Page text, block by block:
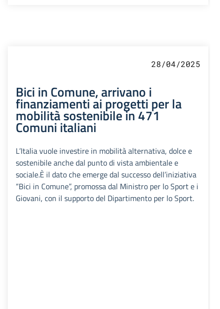
28/04/2025
Bici in Comune, arrivano i
finanziamenti ai progetti per la
mobilità sostenibile in 471
Comuni italiani
L’Italia vuole investire in mobilità alternativa, dolce e
sostenibile anche dal punto di vista ambientale e
sociale.È il dato che emerge dal successo dell’iniziativa
“Bici in Comune”, promossa dal Ministro per lo Sport e i
Giovani, con il supporto del Dipartimento per lo Sport.